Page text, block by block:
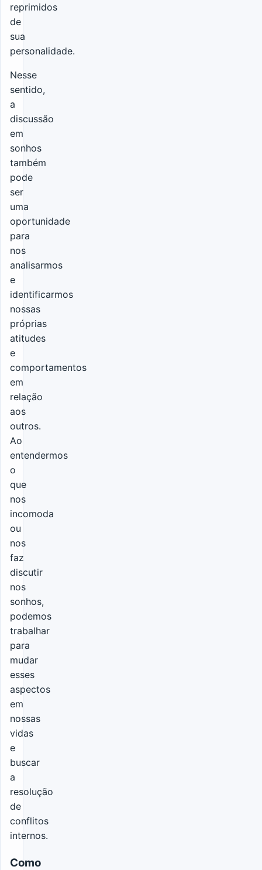
reprimidos
de
sua
personalidade.
Nesse
sentido,
a
discussão
em
sonhos
também
pode
ser
uma
oportunidade
para
nos
analisarmos
e
identificarmos
nossas
próprias
atitudes
e
comportamentos
em
relação
aos
outros.
Ao
entendermos
o
que
nos
incomoda
ou
nos
faz
discutir
nos
sonhos,
podemos
trabalhar
para
mudar
esses
aspectos
em
nossas
vidas
e
buscar
a
resolução
de
conflitos
internos.
Como